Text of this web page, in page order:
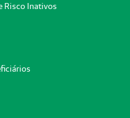
Risco Inativos